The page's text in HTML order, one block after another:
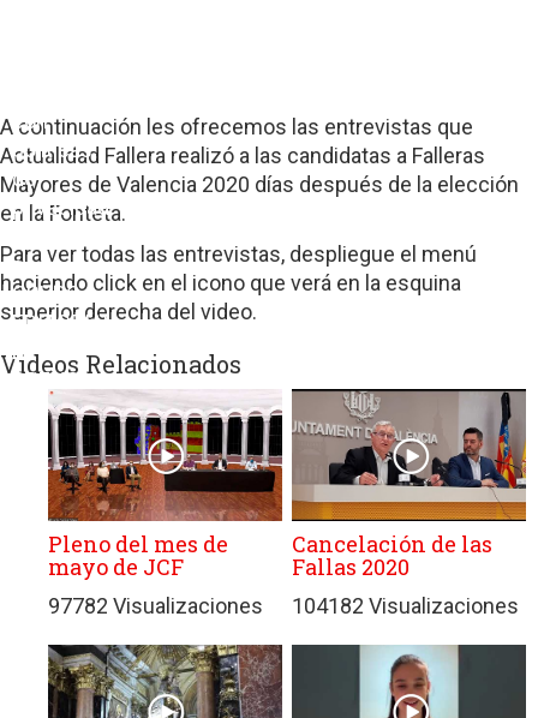
con
políticas
de
privacidad
a
GRUPO
EDITORIAL
DE
PRENSA
FESTIVA
MPG
A continuación les ofrecemos las entrevistas que
Actualidad Fallera realizó a las candidatas a Falleras
Mayores de Valencia 2020 días después de la elección
en la Fonteta.
Para ver todas las entrevistas, despliegue el menú
haciendo click en el icono que verá en la esquina
superior derecha del video.
Videos Relacionados
Pleno del mes de
mayo de JCF
97782 Visualizaciones
Cancelación de las
Fallas 2020
104182 Visualizaciones